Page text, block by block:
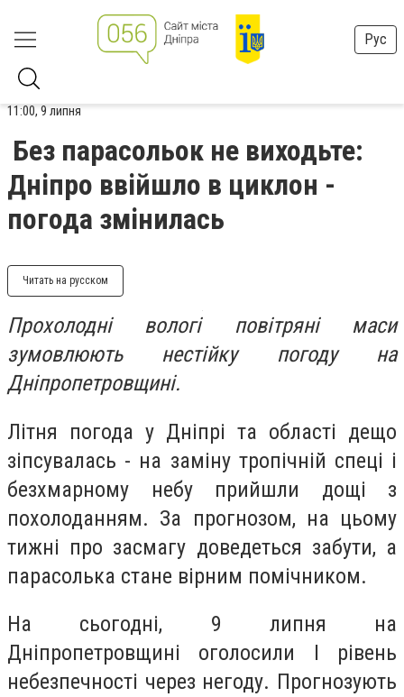
Рус
11:00, 9 липня
Без парасольок не виходьте:
Дніпро ввійшло в циклон -
погода змінилась
Читать на русском
Прохолодні вологі повітряні маси
зумовлюють нестійку погоду на
Дніпропетровщині.
Літня погода у Дніпрі та області дещо
зіпсувалась - на заміну тропічній спеці і
безхмарному небу прийшли дощі з
похолоданням. За прогнозом, на цьому
тижні про засмагу доведеться забути, а
парасолька стане вірним помічником.
На сьогодні, 9 липня на
Дніпропетровщині оголосили І рівень
небезпечності через негоду. Прогнозують